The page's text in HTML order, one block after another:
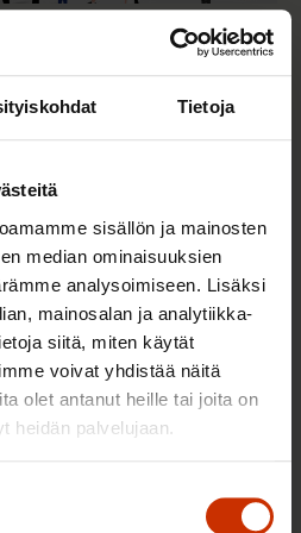
Tietoja
sisällön ja mainosten
median ominaisuuksien
analysoimiseen. Lisäksi
mainosalan ja analytiikka-
siitä, miten käytät
voivat yhdistää näitä
olet antanut heille tai joita on
heidän palvelujaan.
Tuottava ja
yhteinen asia